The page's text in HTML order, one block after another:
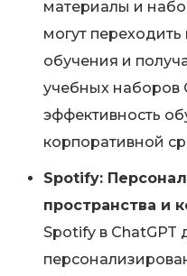
материалы и
могут
обучения и
учебных наборов
эффективность
корпоративной
Spotify:
пространства и
Spotify в ChatGPT